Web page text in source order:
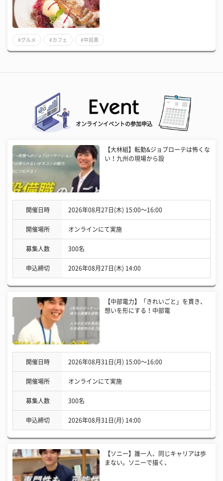
#グルメ #カフェ #中目黒
オンラインイベントの参加申込
【大林組】転勤&ジョブローテは怖くな
い！九州の現場から設
開催日時 2026年08月27日(木) 15:00〜16:00
開催場所 オンラインにて実施
募集人数 300名
申込締切 2026年08月27日(木) 14:00
【中部電力】「きれいごと」を貫き、
想いを形にする！中部電
開催日時 2026年08月31日(月) 15:00〜16:00
開催場所 オンラインにて実施
募集人数 300名
申込締切 2026年08月31日(月) 14:00
【ソニー】誰一人、同じキャリアは歩
まない。ソニーで描く、